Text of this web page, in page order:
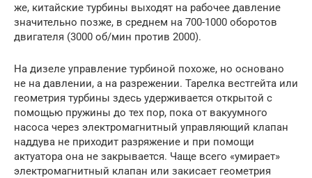
же, китайские турбины выходят на рабочее давление
значительно позже, в среднем на 700-1000 оборотов
двигателя (3000 об/мин против 2000).
На дизеле управление турбиной похоже, но основано
не на давлении, а на разрежении. Тарелка вестгейта или
геометрия турбины здесь удерживается открытой с
помощью пружины до тех пор, пока от вакуумного
насоса через электромагнитный управляющий клапан
наддува не приходит разряжение и при помощи
актуатора она не закрывается. Чаще всего «умирает»
электромагнитный клапан или закисает геометрия